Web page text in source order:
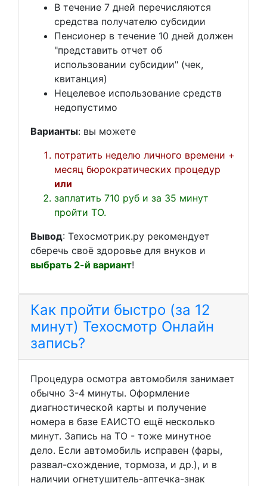
В течение 7 дней перечисляются
средства получателю субсидии
Пенсионер в течение 10 дней должен
"представить отчет об
использовании субсидии" (чек,
квитанция)
Нецелевое использование средств
недопустимо
Варианты: вы можете
потратить неделю личного времени +
месяц бюрократических процедур
или
заплатить 710 руб и за 35 минут
пройти ТО.
Вывод: Техосмотрик.ру рекомендует
сберечь своё здоровье для внуков и
выбрать 2-й вариант!
Как пройти быстро (за 12
минут) Техосмотр Онлайн
запись?
Процедура осмотра автомобиля занимает
обычно 3-4 минуты. Оформление
диагностической карты и получение
номера в базе ЕАИСТО ещё несколько
минут. Запись на ТО - тоже минутное
дело. Если автомобиль исправен (фары,
развал-схождение, тормоза, и др.), и в
наличии огнетушитель-аптечка-знак